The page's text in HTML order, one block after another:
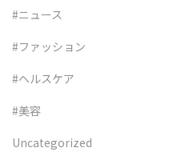
#ニュース
#ファッション
#ヘルスケア
#美容
Uncategorized